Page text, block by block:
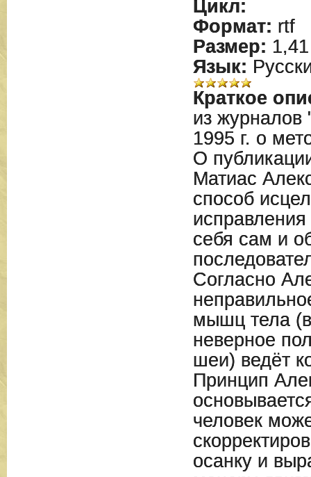
Цикл:
Формат: rtf
Размер:
Язык:
Краткое
из журналов
1995 г. о
О
Матиас
способ
себя сам и
Согласно
мышц тела
неверное
шеи) ведёт
Принцип
человек
осанку и